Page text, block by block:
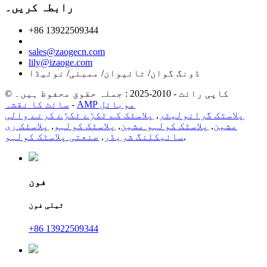
رابطہ کریں۔
+86 13922509344
sales@zaogecn.com
lily@izaoge.com
ڈونگ گوان/ تائیوان/ ممبئی/ نوئیڈا
© کاپی رائٹ - 2010-2025 : جملہ حقوق محفوظ ہیں۔
سائٹ کا نقشہ -
AMP موبائل
پلاسٹک گرانولیٹر , پلاسٹک کے ٹکڑے ٹکڑے کرنے والی
مشین, پلاسٹک کولہو مشین, پلاسٹک کولہو , پلاسٹک ری
سائیکلنگ شریڈر , صنعتی پلاسٹک کولہو ,
فون
ٹیلی فون
+86 13922509344